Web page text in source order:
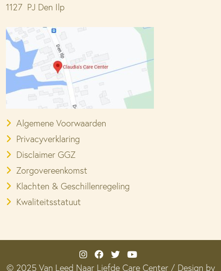
1127 PJ Den Ilp
Algemene Voorwaarden
Privacyverklaring
Disclaimer GGZ
Zorgovereenkomst
Klachten & Geschillenregeling
Kwaliteitsstatuut
© 2025 Van Leed Naar Liefde Care Center / Design by